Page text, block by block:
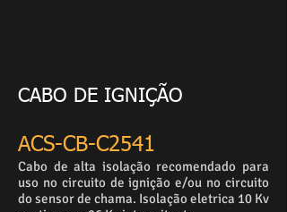
CABO DE IGNIÇÃO
ACS-CB-C2541
Cabo de alta isolação recomendado para
uso no circuito de ignição e/ou no circuito
do sensor de chama. Isolação eletrica 10 Kv